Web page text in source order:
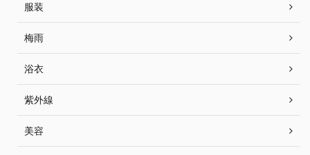
服装
梅雨
浴衣
紫外線
美容